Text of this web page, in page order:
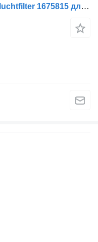
Воздушный фильтр DAF Occ luchtfilter 1675815 для грузовика